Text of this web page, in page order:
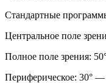
Стандартные
Центральное поле
Полное поле зрения:
Периферическое: 30° —